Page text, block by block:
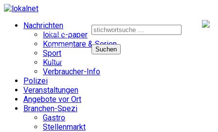
nach:
e-paper
facebook
instagram
Nachrichten
lokal e-paper
Kommentare & Serien
Sport
Kultur
Verbraucher-Info
Polizei
Veranstaltungen
Angebote vor Ort
Branchen-Spezi
Gastro
Stellenmarkt